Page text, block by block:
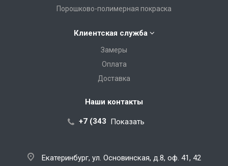
Порошково-полимерная покраска
Клиентская служба
Замеры
Оплата
Доставка
Наши контакты
+7 (343) 288-07-25
Показать
Екатеринбург, ул. Основинская, д.8, оф. 41, 42